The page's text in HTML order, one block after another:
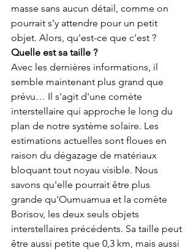
masse sans aucun détail, comme on
pourrait s'y attendre pour un petit
objet. Alors, qu'est-ce que c'est ?
Quelle est sa taille ?
Avec les dernières informations, il
semble maintenant plus grand que
prévu… Il s'agit d'une comète
interstellaire qui approche le long du
plan de notre système solaire. Les
estimations actuelles sont floues en
raison du dégazage de matériaux
bloquant tout noyau visible. Nous
savons qu'elle pourrait être plus
grande qu'Oumuamua et la comète
Borisov, les deux seuls objets
interstellaires précédents. Sa taille peut
être aussi petite que 0,3 km, mais aussi